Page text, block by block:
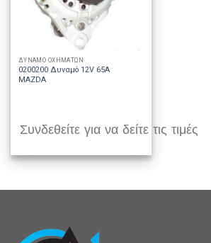
ΔΥΝΑΜΟ ΟΧΗΜΑΤΩΝ
0200200 Δυναμό 12V 65A
MAZDA
Συνδεθείτε για να δείτε τις τιμές